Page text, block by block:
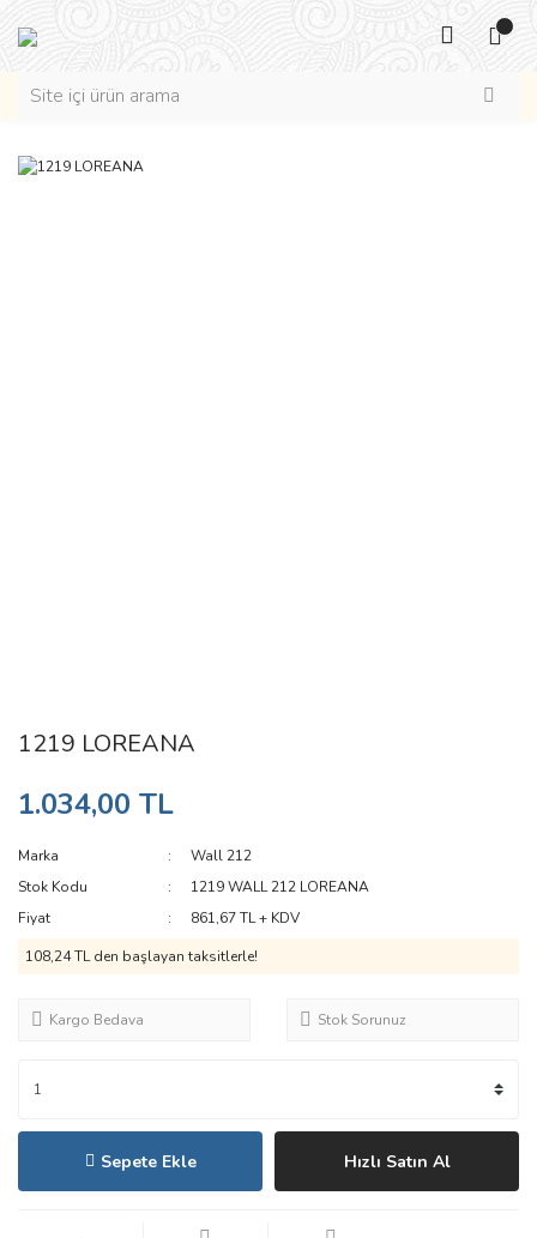
1219 LOREANA
1.034,00 TL
Marka
Wall 212
Stok Kodu
1219 WALL 212 LOREANA
Fiyat
861,67 TL + KDV
108,24 TL den başlayan taksitlerle!
Kargo Bedava Stok Sorunuz
Sepete Ekle Hızlı Satın Al